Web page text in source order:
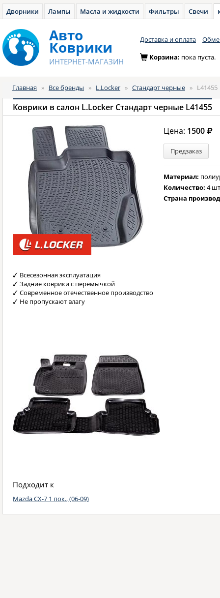
Дворники Лампы Масла и жидкости Фильтры Свечи
Авто
Коврики
ИНТЕРНЕТ-МАГАЗИН
Доставка и оплата
Корзина: пока пуста.
Главная » Все бренды » L.Locker » Стандарт черные » L41455
Коврики в салон L.Locker Стандарт черные L41455
Цена: 1500
Предзаказ
Материал:
Количество:4
Страна
Всесезонная эксплуатация
Задние коврики с перемычкой
Современное отечественное производство
Не пропускают влагу
Подходит к
Mazda CX-7 1 пок., (06-09)